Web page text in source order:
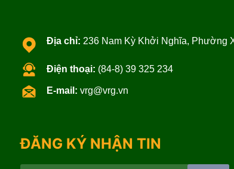
Địa chỉ: 236 Nam Kỳ Khởi Nghĩa, Phường
Điện thoại: (84-8) 39 325 234
E-mail: vrg@vrg.vn
ĐĂNG KÝ NHẬN TIN